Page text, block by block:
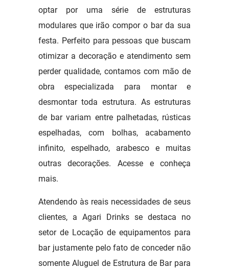
optar por uma série de estruturas
modulares que irão compor o bar da sua
festa. Perfeito para pessoas que buscam
otimizar a decoração e atendimento sem
perder qualidade, contamos com mão de
obra especializada para montar e
desmontar toda estrutura. As estruturas
de bar variam entre palhetadas, rústicas
espelhadas, com bolhas, acabamento
infinito, espelhado, arabesco e muitas
outras decorações. Acesse e conheça
mais.
Atendendo às reais necessidades de seus
clientes, a Agari Drinks se destaca no
setor de Locação de equipamentos para
bar justamente pelo fato de conceder não
somente Aluguel de Estrutura de Bar para